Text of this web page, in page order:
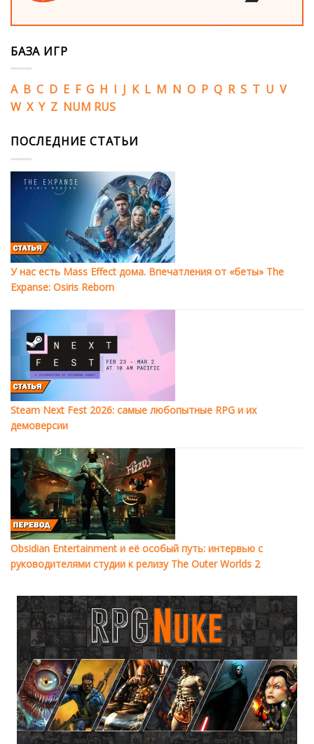
БАЗА ИГР
A B C D E F G H I J K L M N O P Q R S T U V
W X Y Z NUM RUS
ПОСЛЕДНИЕ СТАТЬИ
У нас есть Mass Effect дома. Впечатления от «беты» The
Expanse: Osiris Reborn
Steam Next Fest 2026: самые любопытные RPG и их
демоверсии
Obsidian Entertainment и её особый путь: интервью с
руководителями студии к релизу The Outer Worlds 2